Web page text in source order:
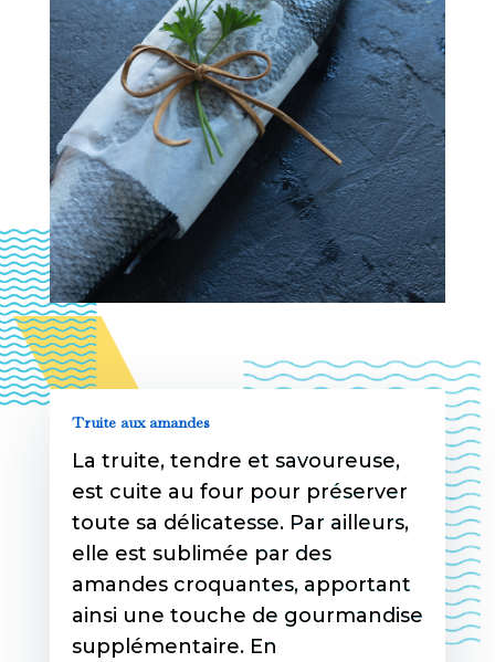
Truite aux amandes
La truite, tendre et savoureuse,
est cuite au four pour préserver
toute sa délicatesse. Par ailleurs,
elle est sublimée par des
amandes croquantes, apportant
ainsi une touche de gourmandise
supplémentaire. En